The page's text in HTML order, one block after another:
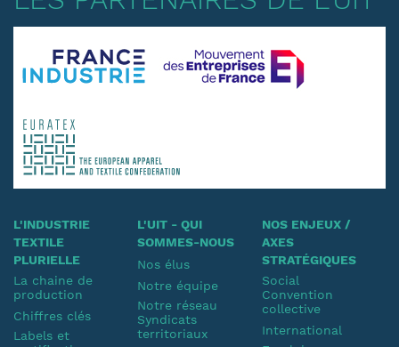
L'INDUSTRIE
TEXTILE
PLURIELLE
La chaine de
production
Chiffres clés
Labels et
L'UIT - QUI
SOMMES-NOUS
Nos élus
Notre équipe
Notre réseau
Syndicats
territoriaux
NOS ENJEUX /
AXES
STRATÉGIQUES
Social
Convention
collective
International